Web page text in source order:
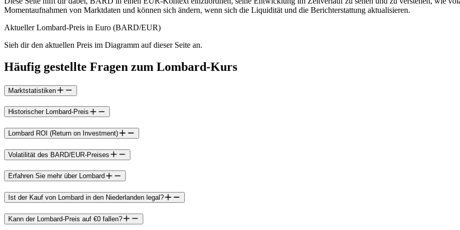
Momentaufnahmen von Marktdaten und können sich ändern, wenn sich die Liquidität und die Berichterstattung aktualisieren.
Aktueller Lombard-Preis in Euro (BARD/EUR)
Sieh dir den aktuellen Preis im Diagramm auf dieser Seite an.
Häufig gestellte Fragen zum Lombard-Kurs
Marktstatistiken
Historischer Lombard-Preis
Lombard ROI (Return on Investment)
Volatilität des BARD/EUR-Preises
Erfahren Sie mehr über Lombard
Ist der Kauf von Lombard in den Niederlanden legal?
Kann der Lombard-Preis auf €0 fallen?